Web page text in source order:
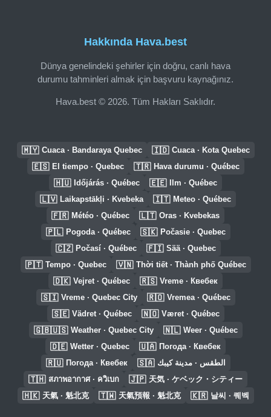
Hakkında Hava.best
Dünya genelindeki şehirler için doğru, canlı hava
durumu tahminleri almak için başvuru kaynağınız.
Hava.best © 2026. Tüm Hakları Saklıdır.
🇲🇾 Cuaca · Bandaraya Quebec 🇮🇩 Cuaca · Kota Quebec
🇪🇸 El tiempo · Quebec 🇹🇷 Hava durumu · Québec
🇭🇺 Időjárás · Québec 🇪🇪 Ilm · Québec
🇱🇻 Laikapstākļi · Kvebeka 🇮🇹 Meteo · Québec
🇫🇷 Météo · Québec 🇱🇹 Oras · Kvebekas
🇵🇱 Pogoda · Québec 🇸🇰 Počasie · Quebec
🇨🇿 Počasí · Québec 🇫🇮 Sää · Quebec
🇵🇹 Tempo · Quebec 🇻🇳 Thời tiết · Thành phố Québec
🇩🇰 Vejret · Québec 🇷🇸 Vreme · Квебек
🇸🇮 Vreme · Quebec City 🇷🇴 Vremea · Québec
🇸🇪 Vädret · Québec 🇳🇴 Været · Québec
🇬🇧🇺🇸 Weather · Quebec City 🇳🇱 Weer · Québec
🇩🇪 Wetter · Quebec 🇺🇦 Погода · Квебек
🇷🇺 Погода · Квебек 🇸🇦 الطقس · مدينة كيبك
🇹🇭 สภาพอากาศ · ควิเบก 🇯🇵 天気 · ケベック・シティー
🇭🇰 天氣 · 魁北克 🇹🇼 天氣預報 · 魁北克 🇰🇷 날씨 · 퀘벡